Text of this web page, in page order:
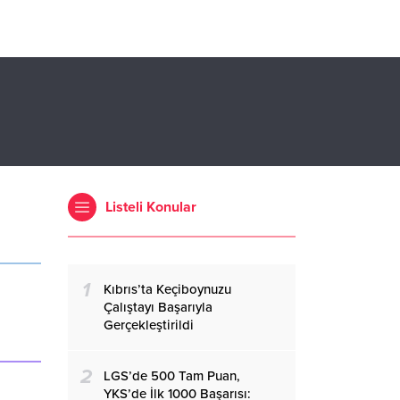
Listeli Konular
1
Kıbrıs’ta Keçiboynuzu
Çalıştayı Başarıyla
Gerçekleştirildi
2
LGS’de 500 Tam Puan,
YKS’de İlk 1000 Başarısı: